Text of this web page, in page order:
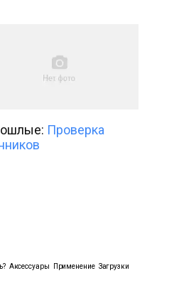
Проверка
Аксессуары Применение Загрузки